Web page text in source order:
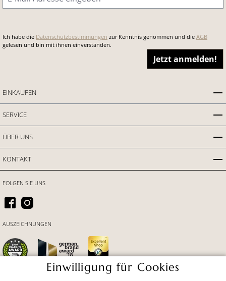
Ich habe die Datenschutzbestimmungen zur Kenntnis genommen und die AGB
gelesen und bin mit ihnen einverstanden.
Jetzt anmelden!
EINKAUFEN
SERVICE
ÜBER UNS
KONTAKT
FOLGEN SIE UNS
AUSZEICHNUNGEN
Einwilligung für Cookies